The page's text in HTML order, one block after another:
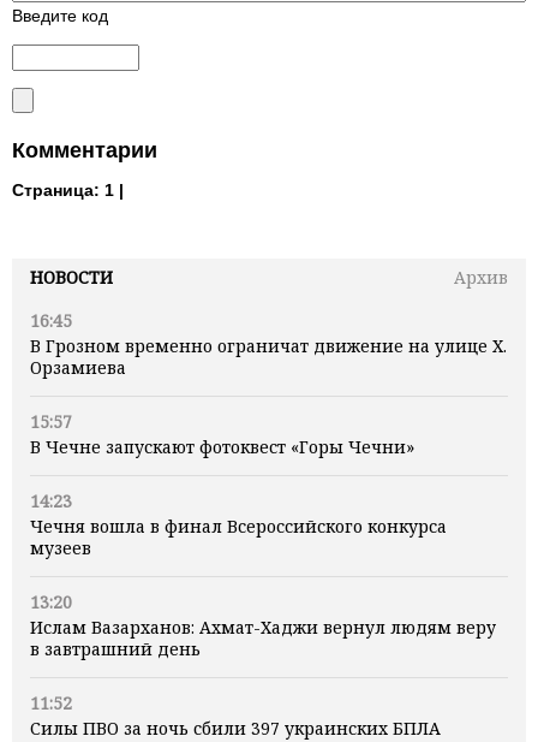
НОВОСТИ
Архив
16:45
В Грозном временно ограничат движение на улице Х.
Орзамиева
15:57
В Чечне запускают фотоквест «Горы Чечни»
14:23
Чечня вошла в финал Всероссийского конкурса
музеев
13:20
Ислам Вазарханов: Ахмат-Хаджи вернул людям веру
в завтрашний день
11:52
Силы ПВО за ночь сбили 397 украинских БПЛА
Введите код
Комментарии
Страница: 1 |